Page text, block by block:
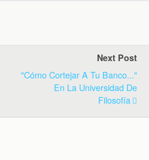
Next Post
"Cómo Cortejar A Tu Banco..."
En La Universidad De
Filosofía